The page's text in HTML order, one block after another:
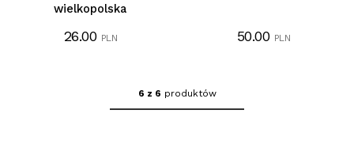
wielkopolska
26.00 PLN 50.00 PLN
6 z 6 produktów